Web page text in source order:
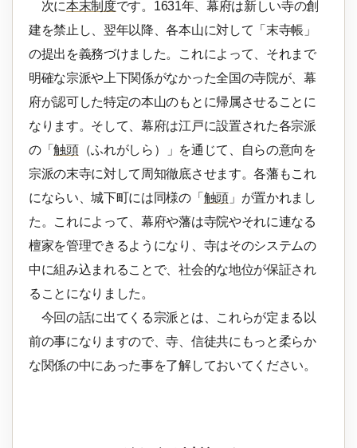
次に本末制度です。1631年、幕府は新しい寺の創
建を禁止し、翌年以降、各本山に対して「末寺帳」
の提出を義務づけました。これによって、それまで
明確な宗派や上下関係がなかった全国の寺院が、幕
府が認可した特定の本山のもとに帰属させることに
なります。そして、幕府は江戸に設置された各宗派
の「触頭（ふれがしら）」を通じて、自らの意向を
宗派の末寺に対して周知徹底させます。各藩もこれ
にならい、城下町には同様の「 触頭」が置かれまし
た。これによって、幕府や藩は寺院やそれに連なる
檀家を管理できるようになり、寺はそのシステムの
中に組み込まれることで、社会的な地位が保証され
ることになりました。
今回の話に出てくる宗派とは、これらが定まる以
前の事になりますので、寺、信徒共にもっと柔らか
な関係の中にあった事を了解しておいてください。